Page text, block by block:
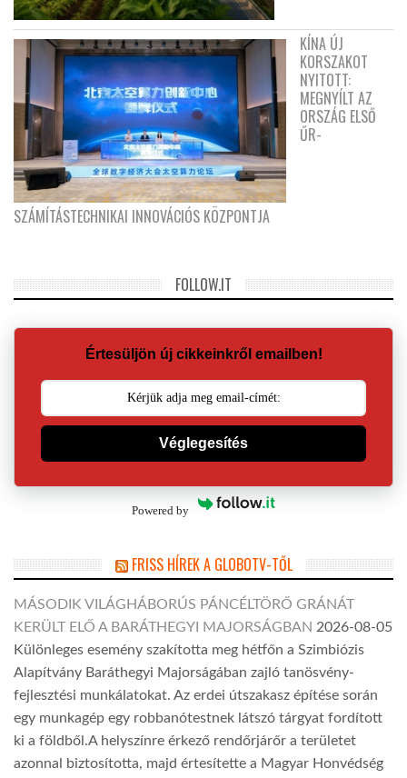
KÍNA ÚJ
KORSZAKOT
NYITOTT:
MEGNYÍLT AZ
ORSZÁG ELSŐ
ŰR-
SZÁMÍTÁSTECHNIKAI INNOVÁCIÓS KÖZPONTJA
FOLLOW.IT
Értesüljön új cikkeinkről emailben!
Véglegesítés
Powered by
FRISS HÍREK A GLOBOTV-TŐL
MÁSODIK VILÁGHÁBORÚS PÁNCÉLTÖRŐ GRÁNÁT
KERÜLT ELŐ A BARÁTHEGYI MAJORSÁGBAN 2026-08-05
Különleges esemény szakította meg hétfőn a Szimbiózis
Alapítvány Baráthegyi Majorságában zajló tanösvény-
fejlesztési munkálatokat. Az erdei útszakasz építése során
egy munkagép egy robbanótestnek látszó tárgyat fordított
ki a földből.A helyszínre érkező rendőrjárőr a területet
azonnal biztosította, majd értesítette a Magyar Honvédség